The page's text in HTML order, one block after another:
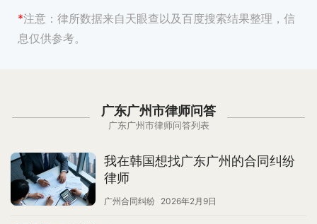
*注意： 律所数据来自天眼查以及百度搜索结果整理，信
息仅供参考。
广东广州市律师问答
广东广州市律师问答列表
我在韩国想找广东广州的合同纠纷
律师
广州合同纠纷 2026年2月9日